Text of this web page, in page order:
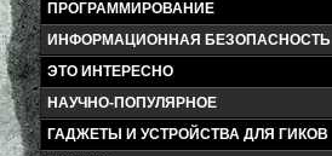
ПРОГРАММИРОВАНИЕ
ИНФОРМАЦИОННАЯ БЕЗОПАСНОСТЬ
ЭТО ИНТЕРЕСНО
НАУЧНО-ПОПУЛЯРНОЕ
ГАДЖЕТЫ И УСТРОЙСТВА ДЛЯ ГИКОВ